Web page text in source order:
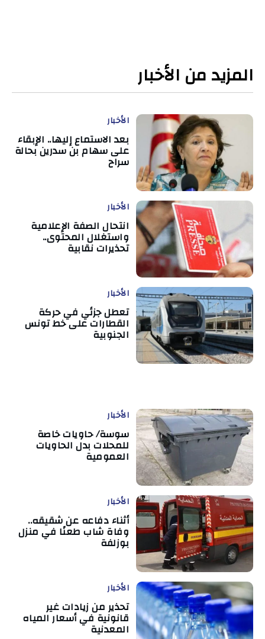
المزيد من الأخبار
الأخبار
بعد الاستماع إليها.. الإبقاء
على سهام بن سدرين بحالة
سراح
الأخبار
انتحال الصفة الإعلامية
واستغلال المحتوى..
تحذيرات نقابية
الأخبار
تعطل جزئي في حركة
القطارات على خط تونس
الجنوبية
الأخبار
سوسة/ حاويات خاصة
للمحلات بدل الحاويات
العمومية
الأخبار
أثناء دفاعه عن شقيقه..
وفاة شاب طعنًا في منزل
بوزلفة
الأخبار
تحذير من زيادات غير
قانونية في أسعار المياه
المعدنية